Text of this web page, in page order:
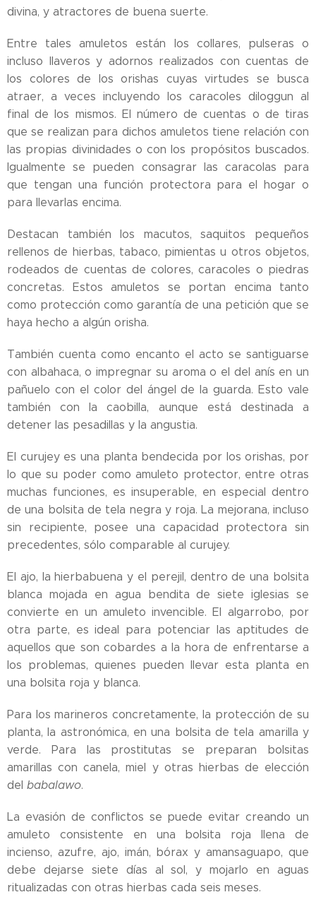
divina, y atractores de buena suerte.
Entre tales amuletos están los collares, pulseras o
incluso llaveros y adornos realizados con cuentas de
los colores de los orishas cuyas virtudes se busca
atraer, a veces incluyendo los caracoles diloggun al
final de los mismos. El número de cuentas o de tiras
que se realizan para dichos amuletos tiene relación con
las propias divinidades o con los propósitos buscados.
Igualmente se pueden consagrar las caracolas para
que tengan una función protectora para el hogar o
para llevarlas encima.
Destacan también los macutos, saquitos pequeños
rellenos de hierbas, tabaco, pimientas u otros objetos,
rodeados de cuentas de colores, caracoles o piedras
concretas. Estos amuletos se portan encima tanto
como protección como garantía de una petición que se
haya hecho a algún orisha.
También cuenta como encanto el acto se santiguarse
con albahaca, o impregnar su aroma o el del anís en un
pañuelo con el color del ángel de la guarda. Esto vale
también con la caobilla, aunque está destinada a
detener las pesadillas y la angustia.
El curujey es una planta bendecida por los orishas, por
lo que su poder como amuleto protector, entre otras
muchas funciones, es insuperable, en especial dentro
de una bolsita de tela negra y roja. La mejorana, incluso
sin recipiente, posee una capacidad protectora sin
precedentes, sólo comparable al curujey.
El ajo, la hierbabuena y el perejil, dentro de una bolsita
blanca mojada en agua bendita de siete iglesias se
convierte en un amuleto invencible. El algarrobo, por
otra parte, es ideal para potenciar las aptitudes de
aquellos que son cobardes a la hora de enfrentarse a
los problemas, quienes pueden llevar esta planta en
una bolsita roja y blanca.
Para los marineros concretamente, la protección de su
planta, la astronómica, en una bolsita de tela amarilla y
verde. Para las prostitutas se preparan bolsitas
amarillas con canela, miel y otras hierbas de elección
del babalawo.
La evasión de conflictos se puede evitar creando un
amuleto consistente en una bolsita roja llena de
incienso, azufre, ajo, imán, bórax y amansaguapo, que
debe dejarse siete días al sol, y mojarlo en aguas
ritualizadas con otras hierbas cada seis meses.